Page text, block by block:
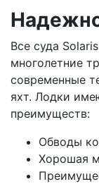
Все суда
многолетние
современные
яхт. Лодки
преимуществ:
Обводы
Хорошая